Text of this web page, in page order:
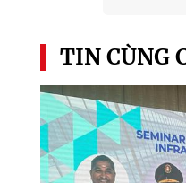
TIN CÙNG